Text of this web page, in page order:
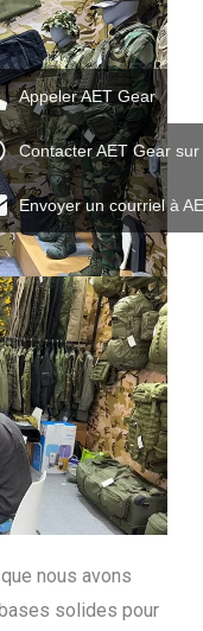
nous avons
solides pour
Appeler AET Gear
Contacter AET Gear
Envoyer un courriel à